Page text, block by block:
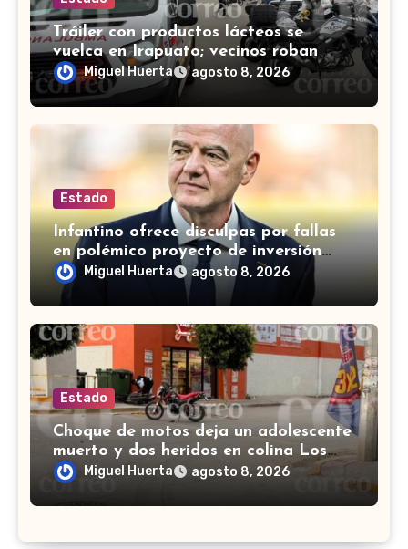
Tráiler con productos lácteos se
vuelca en Irapuato; vecinos roban
carga en lugar de auxiliar a heridos
Miguel Huerta agosto 8, 2026
Estado
Infantino ofrece disculpas por fallas
en polémico proyecto de inversión
privada de la FIFA
Miguel Huerta agosto 8, 2026
Estado
Choque de motos deja un adolescente
muerto y dos heridos en colina Los
Presidentes, en León
Miguel Huerta agosto 8, 2026